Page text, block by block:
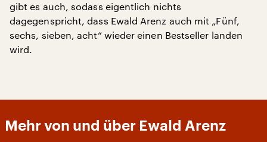
gibt es auch, sodass eigentlich nichts
dagegenspricht, dass Ewald Arenz auch mit „Fünf,
sechs, sieben, acht“ wieder einen Bestseller landen
wird.
Mehr von und über Ewald Arenz